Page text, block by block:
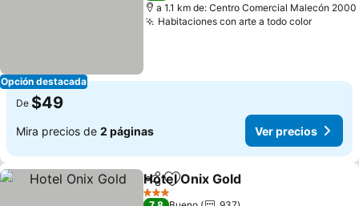
Opción destacada
a 1.1 km de: Centro Comercial Malecón 2000
Habitaciones con arte a todo colorVer
De $49
Mira precios de 2 páginas Ver precios
CompartirAgregar a favoritos
Hotel Onix Gold
3 Estrellas